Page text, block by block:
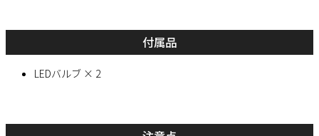
付属品
LEDバルブ × 2